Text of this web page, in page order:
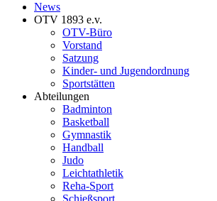
News
OTV 1893 e.v.
OTV-Büro
Vorstand
Satzung
Kinder- und Jugendordnung
Sportstätten
Abteilungen
Badminton
Basketball
Gymnastik
Handball
Judo
Leichtathletik
Reha-Sport
Schießsport